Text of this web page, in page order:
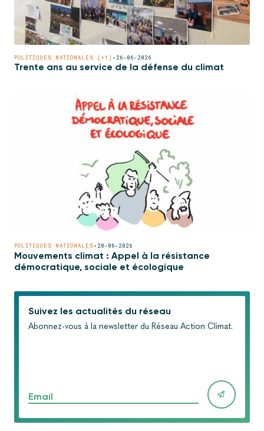
POLITIQUES NATIONALES [+1] • 26-06-2026
Trente ans au service de la défense du climat
POLITIQUES NATIONALES• 20-06-2026
Mouvements climat : Appel à la résistance
démocratique, sociale et écologique
Suivez les actualités du réseau
Abonnez-vous à la newsletter du Réseau Action Climat.
Email